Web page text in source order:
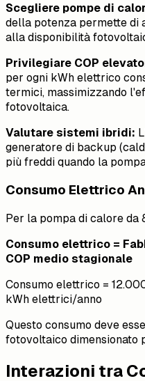
Scegliere pompe di
della potenza permette di
alla disponibilità
Privilegiare COP
per ogni kWh elettrico
termici, massimizzando
fotovoltaica.
Valutare sistemi ibridi:
generatore di backup
più freddi quando la
Consumo Elettrico
Per la pompa di calore da
Consumo elettrico =
COP medio stagionale
Consumo elettrico =
kWh elettrici/anno
Questo consumo deve
fotovoltaico dimensionato
Interazioni tra